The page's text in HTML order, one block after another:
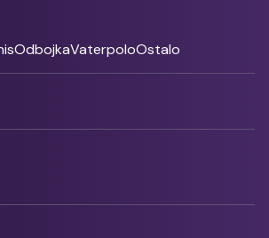
OdbojkaVaterpoloOstalo